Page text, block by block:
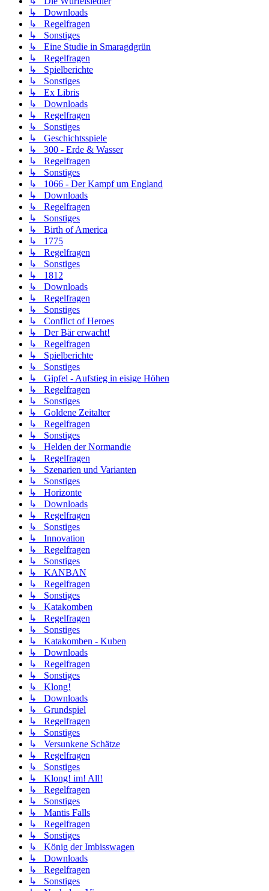
↳ Downloads
↳ Regelfragen
↳ Sonstiges
↳ Eine Studie in Smaragdgrün
↳ Regelfragen
↳ Spielberichte
↳ Sonstiges
↳ Ex Libris
↳ Downloads
↳ Regelfragen
↳ Sonstiges
↳ Geschichtsspiele
↳ 300 - Erde & Wasser
↳ Regelfragen
↳ Sonstiges
↳ 1066 - Der Kampf um England
↳ Downloads
↳ Regelfragen
↳ Sonstiges
↳ Birth of America
↳ 1775
↳ Regelfragen
↳ Sonstiges
↳ 1812
↳ Downloads
↳ Regelfragen
↳ Sonstiges
↳ Conflict of Heroes
↳ Der Bär erwacht!
↳ Regelfragen
↳ Spielberichte
↳ Sonstiges
↳ Gipfel - Aufstieg in eisige Höhen
↳ Regelfragen
↳ Sonstiges
↳ Goldene Zeitalter
↳ Regelfragen
↳ Sonstiges
↳ Helden der Normandie
↳ Regelfragen
↳ Szenarien und Varianten
↳ Sonstiges
↳ Horizonte
↳ Downloads
↳ Regelfragen
↳ Sonstiges
↳ Innovation
↳ Regelfragen
↳ Sonstiges
↳ KANBAN
↳ Regelfragen
↳ Sonstiges
↳ Katakomben
↳ Regelfragen
↳ Sonstiges
↳ Katakomben - Kuben
↳ Downloads
↳ Regelfragen
↳ Sonstiges
↳ Klong!
↳ Downloads
↳ Grundspiel
↳ Regelfragen
↳ Sonstiges
↳ Versunkene Schätze
↳ Regelfragen
↳ Sonstiges
↳ Klong! im! All!
↳ Regelfragen
↳ Sonstiges
↳ Mantis Falls
↳ Regelfragen
↳ Sonstiges
↳ König der Imbisswagen
↳ Downloads
↳ Regelfragen
↳ Sonstiges